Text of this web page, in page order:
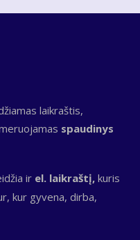
laikraštis,
spaudinys
ir el. laikraštį, kuris
kur gyvena, dirba,